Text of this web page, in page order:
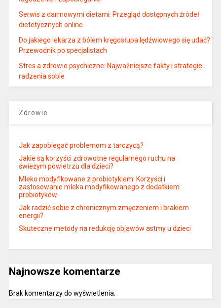
Serwis z darmowymi dietami: Przegląd dostępnych źródeł
dietetycznych online
Do jakiego lekarza z bólem kręgosłupa lędźwiowego się udać?
Przewodnik po specjalistach
Stres a zdrowie psychiczne: Najważniejsze fakty i strategie
radzenia sobie
Zdrowie
Jak zapobiegać problemom z tarczycą?
Jakie są korzyści zdrowotne regularnego ruchu na
świeżym powietrzu dla dzieci?
Mleko modyfikowane z probiotykiem: Korzyści i
zastosowanie mleka modyfikowanego z dodatkiem
probiotyków
Jak radzić sobie z chronicznym zmęczeniem i brakiem
energii?
Skuteczne metody na redukcję objawów astmy u dzieci
Najnowsze komentarze
Brak komentarzy do wyświetlenia.